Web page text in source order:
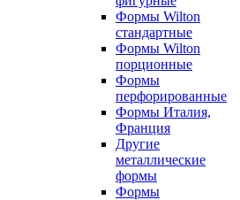
Формы Wilton
стандартные
Формы Wilton
порционные
Формы
перфорированные
Формы Италия,
Франция
Другие
металлические
формы
Формы